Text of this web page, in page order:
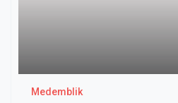
Medemblik